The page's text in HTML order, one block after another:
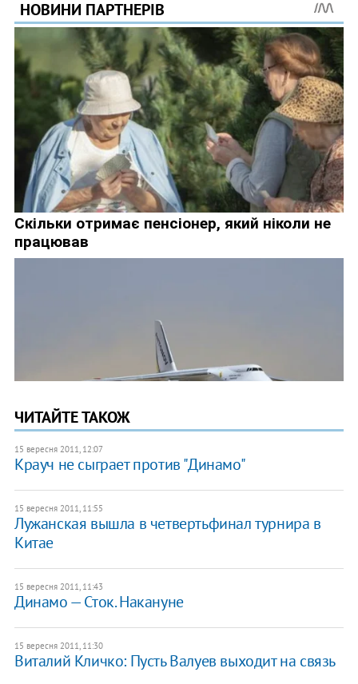
ЧИТАЙТЕ ТАКОЖ
15 вересня 2011, 12:07
Крауч не сыграет против "Динамо"
15 вересня 2011, 11:55
Лужанская вышла в четвертьфинал турнира в
Китае
15 вересня 2011, 11:43
Динамо — Сток. Накануне
15 вересня 2011, 11:30
Виталий Кличко: Пусть Валуев выходит на связь